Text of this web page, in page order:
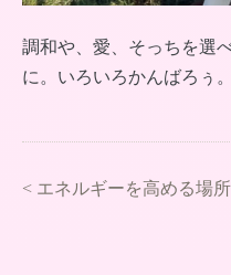
調和や、愛、そっちを選
に。いろいろかんばろぅ。
< エネルギーを高める場所